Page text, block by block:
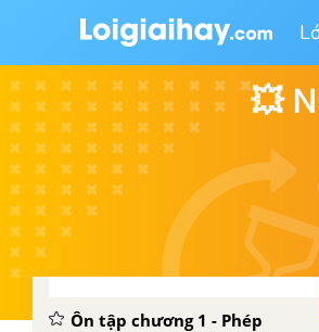
💥
2. Chia đa thức cho đơn thức
3. Chia đa thức một biến đã sắp
xếp
Bài tập - Chủ đề 3: Phép chia đa
thức
Luyện tập - Chủ đề 3: Phép chia
Ôn tập chương 1 - Phép